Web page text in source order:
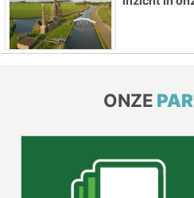
ONZE